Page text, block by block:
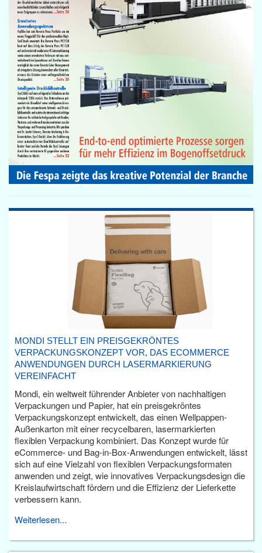
MONDI STELLT EIN PREISGEKRÖNTES
VERPACKUNGSKONZEPT VOR, DAS ECOMMERCE
ANWENDUNGEN DURCH LASERMARKIERUNG
VEREINFACHT
Mondi, ein weltweit führender Anbieter von nachhaltigen
Verpackungen und Papier, hat ein preisgekröntes
Verpackungskonzept entwickelt, das einen Wellpappen-
Außenkarton mit einer recycelbaren, lasermarkierten
flexiblen Verpackung kombiniert. Das Konzept wurde für
eCommerce- und Bag-in-Box-Anwendungen entwickelt, lässt
sich auf eine Vielzahl von flexiblen Verpackungsformaten
anwenden und zeigt, wie innovatives Verpackungsdesign die
Kreislaufwirtschaft fördern und die Effizienz der Lieferkette
verbessern kann.
Weiterlesen...